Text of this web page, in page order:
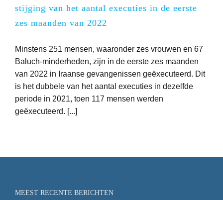
stijging van het aantal executies in de eerste
zes maanden van 2022
Minstens 251 mensen, waaronder zes vrouwen en 67
Baluch-minderheden, zijn in de eerste zes maanden
van 2022 in Iraanse gevangenissen geëxecuteerd. Dit
is het dubbele van het aantal executies in dezelfde
periode in 2021, toen 117 mensen werden
geëxecuteerd. [...]
MEEST RECENTE BERICHTEN